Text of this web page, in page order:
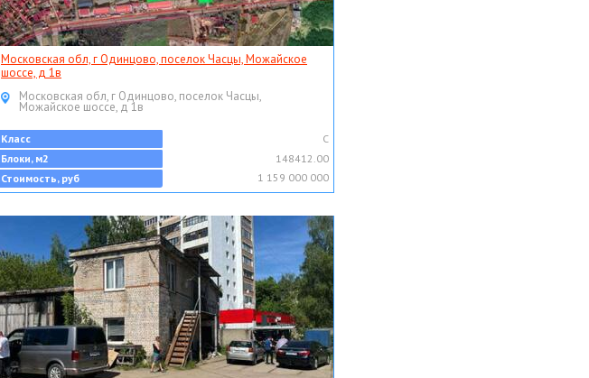
Московская обл, г Одинцово, поселок Часцы, Можайское
шоссе, д 1в
Московская обл, г Одинцово, поселок Часцы,
Можайское шоссе, д 1в
Класс
C
Блоки, м2
148412.00
Стоимость, руб
1 159 000 000